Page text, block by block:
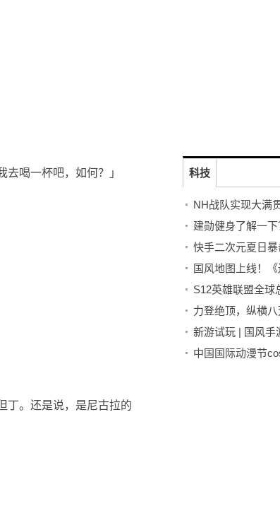
喝一杯吧，如何？」
丁。还是说，是尼古拉的
科技